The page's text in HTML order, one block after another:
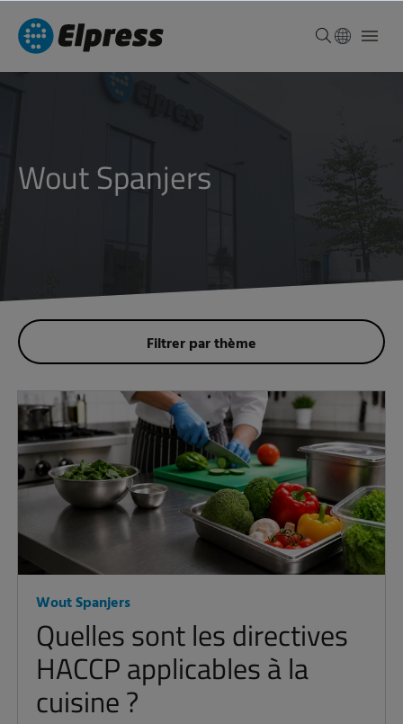
Wout Spanjers
Filtrer par thème
Wout Spanjers
Quelles sont les directives
HACCP applicables à la
cuisine ?